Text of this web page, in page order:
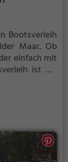
Bootsverleih
Maar. Ob
einfach mit
ist die
und